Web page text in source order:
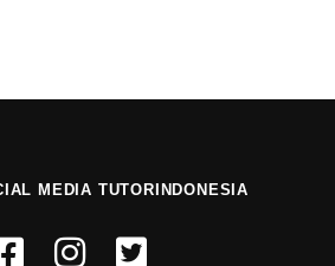
MEDIA TUTORINDONESIA